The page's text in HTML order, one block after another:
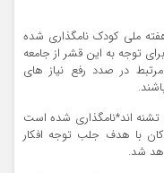
با اشاره به اینکه از ۱۵ تا ۲۱ مهر هفته ملی کودک نامگذاری شده
توجه به این قشر از جامعه
در صدد رفع نیاز های
اند*نامگذاری شده است
با هدف جلب توجه افکار
شد.